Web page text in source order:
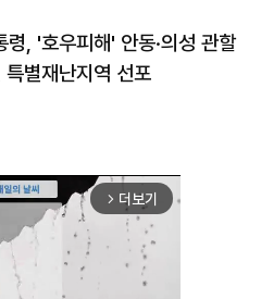
령, '호우피해' 안동·의성 관할
별재난지역 선포
arrow_forward_ios 더보기